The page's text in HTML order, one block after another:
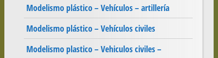
Modelismo plástico – Vehículos – artillería
Modelismo plástico – Vehículos civiles
Modelismo plastico – Vehiculos civiles –